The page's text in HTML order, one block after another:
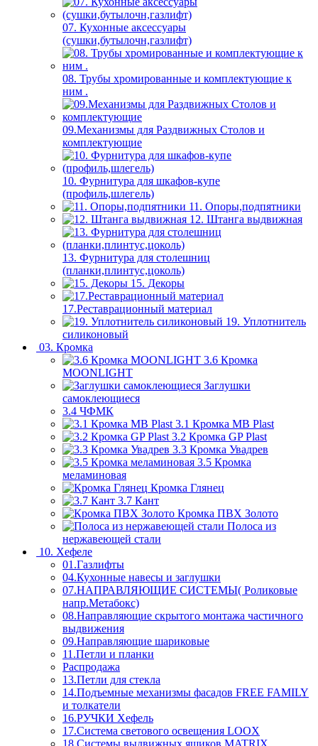
07. Кухонные аксессуары
(сушки,бутылочн,газлифт)
08. Трубы хромированные и комплектующие к
ним .
09.Механизмы для Раздвижных Столов и
комплектующие
10. Фурнитура для шкафов-купе
(профиль,шлегель)
11. Опоры,подпятники
12. Штанга выдвижная
13. Фурнитура для столешниц
(планки,плинтус,цоколь)
15. Декоры
17.Реставрационный материал
19. Уплотнитель
силиконовый
03. Кромка
3.6 Кромка
MOONLIGHT
Заглушки
самоклеющиеся
3.4 ЧФМК
3.1 Кромка MB Plast
3.2 Кромка GP Plast
3.3 Кромка Увадрев
3.5 Кромка
меламиновая
Кромка Глянец
3.7 Кант
Кромка ПВХ Золото
Полоса из
нержавеющей стали
10. Хефеле
01.Газлифты
04.Кухонные навесы и заглушки
07.НАПРАВЛЯЮЩИЕ СИСТЕМЫ( Роликовые
напр.Метабокс)
08.Направляющие скрытого монтажа частичного
выдвижения
09.Направляющие шариковые
11.Петли и планки
Распродажа
13.Петли для стекла
14.Подъемные механизмы фасадов FREE FAMILY
и толкатели
16.РУЧКИ Хефель
17.Система светового освещения LOOX
18.Системы выдвижных ящиков MATRIX